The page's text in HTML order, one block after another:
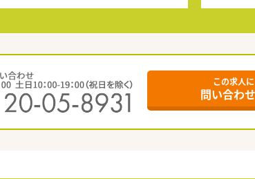
この求人に
問い合わ